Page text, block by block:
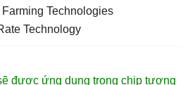
Farming Technologies
Technology
được ứng dụng trong chip tương